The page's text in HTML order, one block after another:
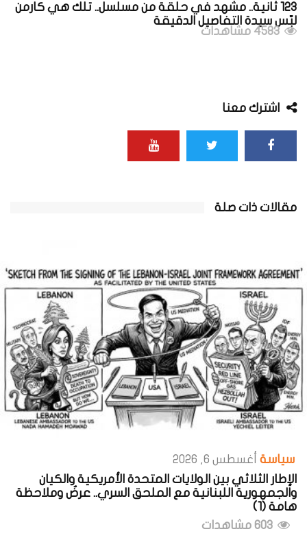
123 ثانية.. مشهد في حلقة من مسلسل.. تلك هي كارمن
لبّس سيدة التفاصيل الدقيقة
اشترك معنا
مقالات ذات صلة
سياسة أغسطس 6, 2026
الإطار الثلاثي بين الولايات المتحدة الأمريكية والكيان
والجمهورية اللبنانية مع الملحق السري.. عرضٌ وملاحظة
هامة (1)